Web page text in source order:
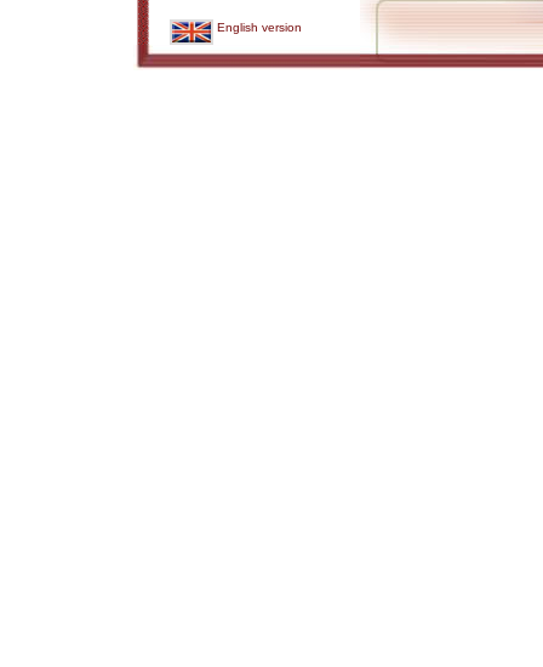
English version